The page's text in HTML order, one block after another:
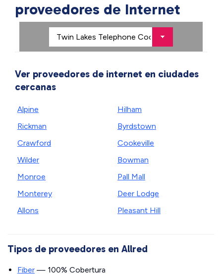
proveedores de Internet
Ver proveedores de internet en ciudades
cercanas
Alpine
Rickman
Crawford
Wilder
Monroe
Monterey
Allons
Hilham
Byrdstown
Cookeville
Bowman
Pall Mall
Deer Lodge
Pleasant Hill
Tipos de proveedores en Allred
Fiber — 100% Cobertura